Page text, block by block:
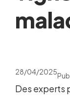
28/04/2025
Des experts